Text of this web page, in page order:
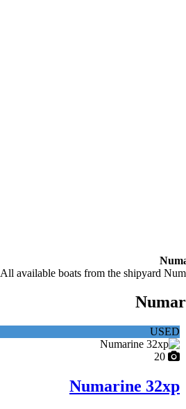
All available boats from the shipyard
USED
Numarine 32xp